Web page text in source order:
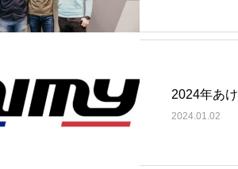
2024年あ
2024.01.02